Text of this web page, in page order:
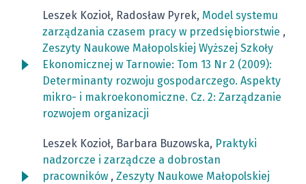
Leszek Kozioł, Radosław Pyrek, Model systemu
zarządzania czasem pracy w przedsiębiorstwie ,
Zeszyty Naukowe Małopolskiej Wyższej Szkoły
Ekonomicznej w Tarnowie: Tom 13 Nr 2 (2009):
Determinanty rozwoju gospodarczego. Aspekty
mikro- i makroekonomiczne. Cz. 2: Zarządzanie
rozwojem organizacji
Leszek Kozioł, Barbara Buzowska, Praktyki
nadzorcze i zarządcze a dobrostan
pracowników , Zeszyty Naukowe Małopolskiej